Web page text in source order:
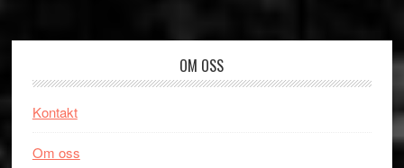
OM OSS
Kontakt
Om oss